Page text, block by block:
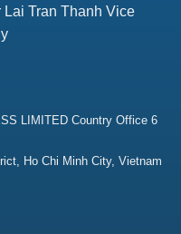
Tran Thanh Vice
LIMITED Country Office 6
Ho Chi Minh City, Vietnam